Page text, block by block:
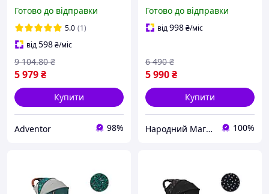
для однієї дитини
маневрена Ultra/R
Готово до відправки
5.0 (1)
від598₴/міс
5 979₴
9 104.80 ₴
Купити
Adventor 98%
Готово до відправки
від998₴/міс
5 990₴
6 490 ₴
Купити
Народний Магазин 100%